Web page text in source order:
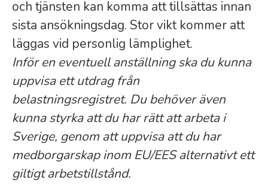
och tjänsten kan komma att tillsättas innan
sista ansökningsdag. Stor vikt kommer att
läggas vid personlig lämplighet.
Inför en eventuell anställning ska du kunna
uppvisa ett utdrag från
belastningsregistret. Du behöver även
kunna styrka att du har rätt att arbeta i
Sverige, genom att uppvisa att du har
medborgarskap inom EU/EES alternativt ett
giltigt arbetstillstånd.